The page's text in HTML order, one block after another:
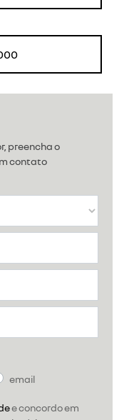
preencha o
contato
email
e concordo em